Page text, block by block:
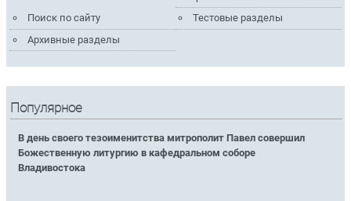
Поиск по сайту
Тестовые разделы
Архивные разделы
Популярное
В день своего тезоименитства митрополит Павел совершил
Божественную литургию в кафедральном соборе
Владивостока